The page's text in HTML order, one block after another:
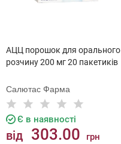
АЦЦ порошок для орального
розчину 200 мг 20 пакетиків
Салютас Фарма
Є в наявності
від 303.00 грн